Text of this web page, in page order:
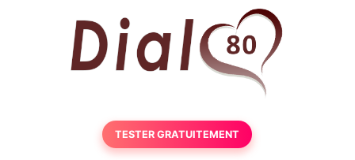
TESTER GRATUITEMENT